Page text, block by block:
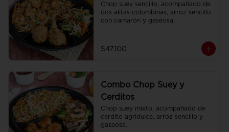
Chop suey sencillo, acompañado de
dos alitas colombinas, arroz sencillo
con camarón y gaseosa.
$47.100
Combo Chop Suey y
Cerditos
Chop suey mixto, acompañado de
cerdito agridulce, arroz sencillo y
gaseosa.